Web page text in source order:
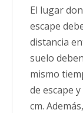
El lugar
escape
distancia
suelo
mismo
de escape
cm.